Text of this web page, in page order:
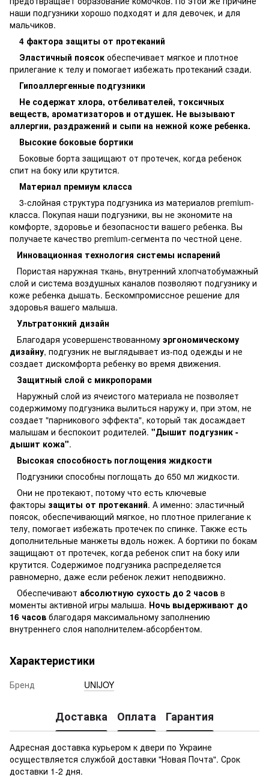
наши подгузники хорошо подходят и для девочек, и для
мальчиков.
4 фактора защиты от протеканий
Эластичный поясок обеспечивает мягкое и плотное
прилегание к телу и помогает избежать протеканий сзади.
Гипоаллергенные подгузники
Не содержат хлора, отбеливателей, токсичных
веществ, ароматизаторов и отдушек. Не вызывают
аллергии, раздражений и сыпи на нежной коже ребенка.
Высокие боковые бортики
Боковые борта защищают от протечек, когда ребенок
спит на боку или крутится.
Материал премиум класса
3-слойная структура подгузника из материалов premium-
класса. Покупая наши подгузники, вы не экономите на
комфорте, здоровье и безопасности вашего ребенка. Вы
получаете качество premium-сегмента по честной цене.
Инновационная технология системы испарений
Пористая наружная ткань, внутренний хлопчатобумажный
слой и система воздушных каналов позволяют подгузнику и
коже ребенка дышать. Бескомпромиссное решение для
здоровья вашего малыша.
Ультратонкий дизайн
Благодаря усовершенствованному эргономическому
дизайну, подгузник не выглядывает из-под одежды и не
создает дискомфорта ребенку во время движения.
Защитный слой с микропорами
Наружный слой из ячеистого материала не позволяет
содержимому подгузника вылиться наружу и, при этом, не
создает "парникового эффекта", который так досаждает
малышам и беспокоит родителей. "Дышит подгузник -
дышит кожа".
Высокая способность поглощения жидкости
Подгузники способны поглощать до 650 мл жидкости.
Они не протекают, потому что есть ключевые
факторы защиты от протеканий. А именно: эластичный
поясок, обеспечивающий мягкое, но плотное прилегание к
телу, помогает избежать протечек по спинке. Также есть
дополнительные манжеты вдоль ножек. А бортики по бокам
защищают от протечек, когда ребенок спит на боку или
крутится. Содержимое подгузника распределяется
равномерно, даже если ребенок лежит неподвижно.
Обеспечивают абсолютную сухость до 2 часов в
моменты активной игры малыша. Ночь выдерживают до
16 часов благодаря максимальному заполнению
внутреннего слоя наполнителем-абсорбентом.
Характеристики
Бренд UNIJOY
Доставка Оплата Гарантия
Адресная доставка курьером к двери по Украине
осуществляется службой доставки "Новая Почта". Срок
доставки 1-2 дня.